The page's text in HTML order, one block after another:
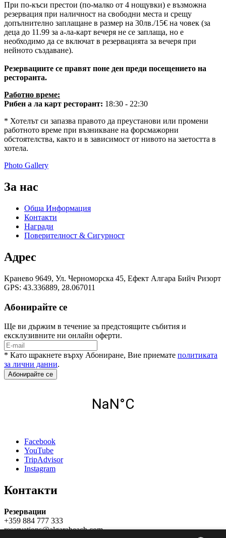
При по-къси престои (по-малко от 4 нощувки) е възможна
резервация при наличност на свободни места и срещу
допълнително заплащане в размер на 30лв./15€ на човек (за
деца до 11.99 за а-ла-карт вечеря не се заплаща, но е
необходимо да се включат в резервацията за вечеря при
нейното създаване).
Резервациите се правят поне ден преди посещението на
ресторанта.
Работно време:
Рибен а ла карт ресторант: 18:30 - 22:30
* Хотелът си запазва правото да преустанови или промени
работното време при възникване на форсмажорни
обстоятелства, както и в зависимост от нивото на заетостта в
хотела.
Photo Gallery
За нас
Обща Информация
Контакти
Награди
Поверителност & Сигурност
Адрес
Кранево 9649, Ул. Черноморска 45, Eфект Алгара Бийч Ризорт
GPS: 43.336889, 28.067011
Абонирайте се
Ще ви държим в течение за предстоящите събития и
ексклузивните ни онлайн оферти.
* Като щракнете върху Абониране, Вие приемате политиката
за лични данни.
Абонирайте се
Facebook
YouTube
TripAdvisor
Instagram
Контакти
Резервации
+359 884 777 333
reservations@algarabeach.com